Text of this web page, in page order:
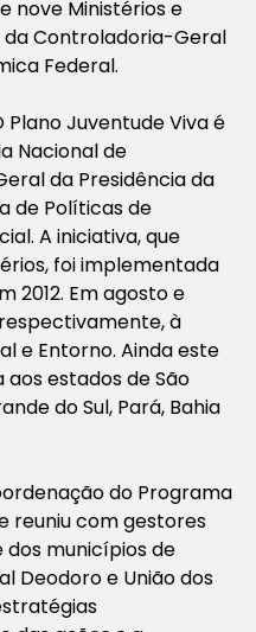
nove Ministérios e
da Controladoria-Geral
Federal.
Plano Juventude Viva é
Nacional de
da Presidência da
de Políticas de
A iniciativa, que
foi implementada
2012. Em agosto e
à
e Entorno. Ainda este
aos estados de São
do Sul, Pará, Bahia
do Programa
reuniu com gestores
dos municípios de
Deodoro e União dos